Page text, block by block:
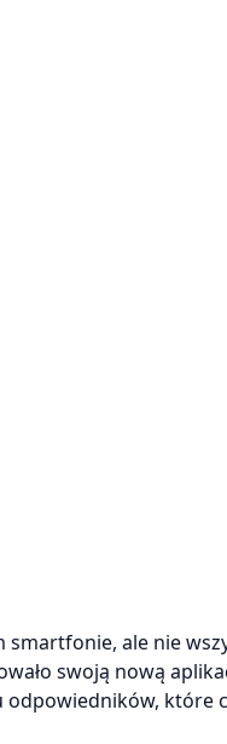
smartfonie, ale nie
swoją nową
które